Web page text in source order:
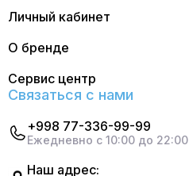
Личный кабинет
О бренде
Сервис центр
Связаться с нами
+998 77-336-99-99
Ежедневно с 10:00 до 22:00
Наш адрес: